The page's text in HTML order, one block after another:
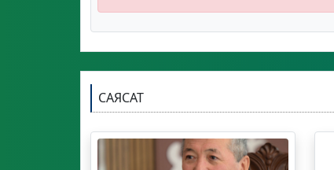
САЯСАТ